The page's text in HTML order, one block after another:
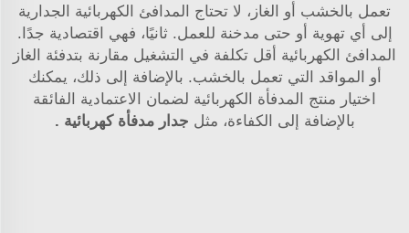
تعمل بالخشب أو الغاز، لا تحتاج المدافئ الكهربائية الجدارية
إلى أي تهوية أو حتى مدخنة للعمل. ثانيًا، فهي اقتصادية جدًا.
المدافئ الكهربائية أقل تكلفة في التشغيل مقارنة بتدفئة الغاز
أو المواقد التي تعمل بالخشب. بالإضافة إلى ذلك، يمكنك
اختيار منتج المدفأة الكهربائية لضمان الاعتمادية الفائقة
بالإضافة إلى الكفاءة، مثل جدار مدفأة كهربائية .